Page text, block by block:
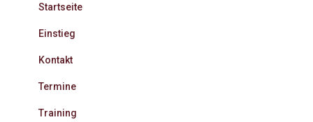
Startseite
Einstieg
Kontakt
Termine
Training